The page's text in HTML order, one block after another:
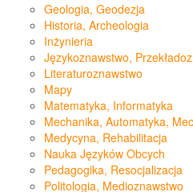
Geologia, Geodezja
Historia, Archeologia
Inżynieria
Językoznawstwo,
Literaturoznawstwo
Mapy
Matematyka, Informatyka
Mechanika, Automatyka,
Medycyna, Rehabilitacja
Nauka Języków Obcych
Pedagogika, Resocjalizacja
Politologia, Medioznawstwo